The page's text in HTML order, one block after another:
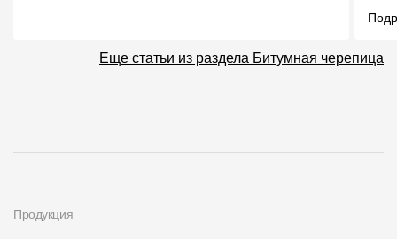
Еще статьи из раздела Битумная черепица
Продукция